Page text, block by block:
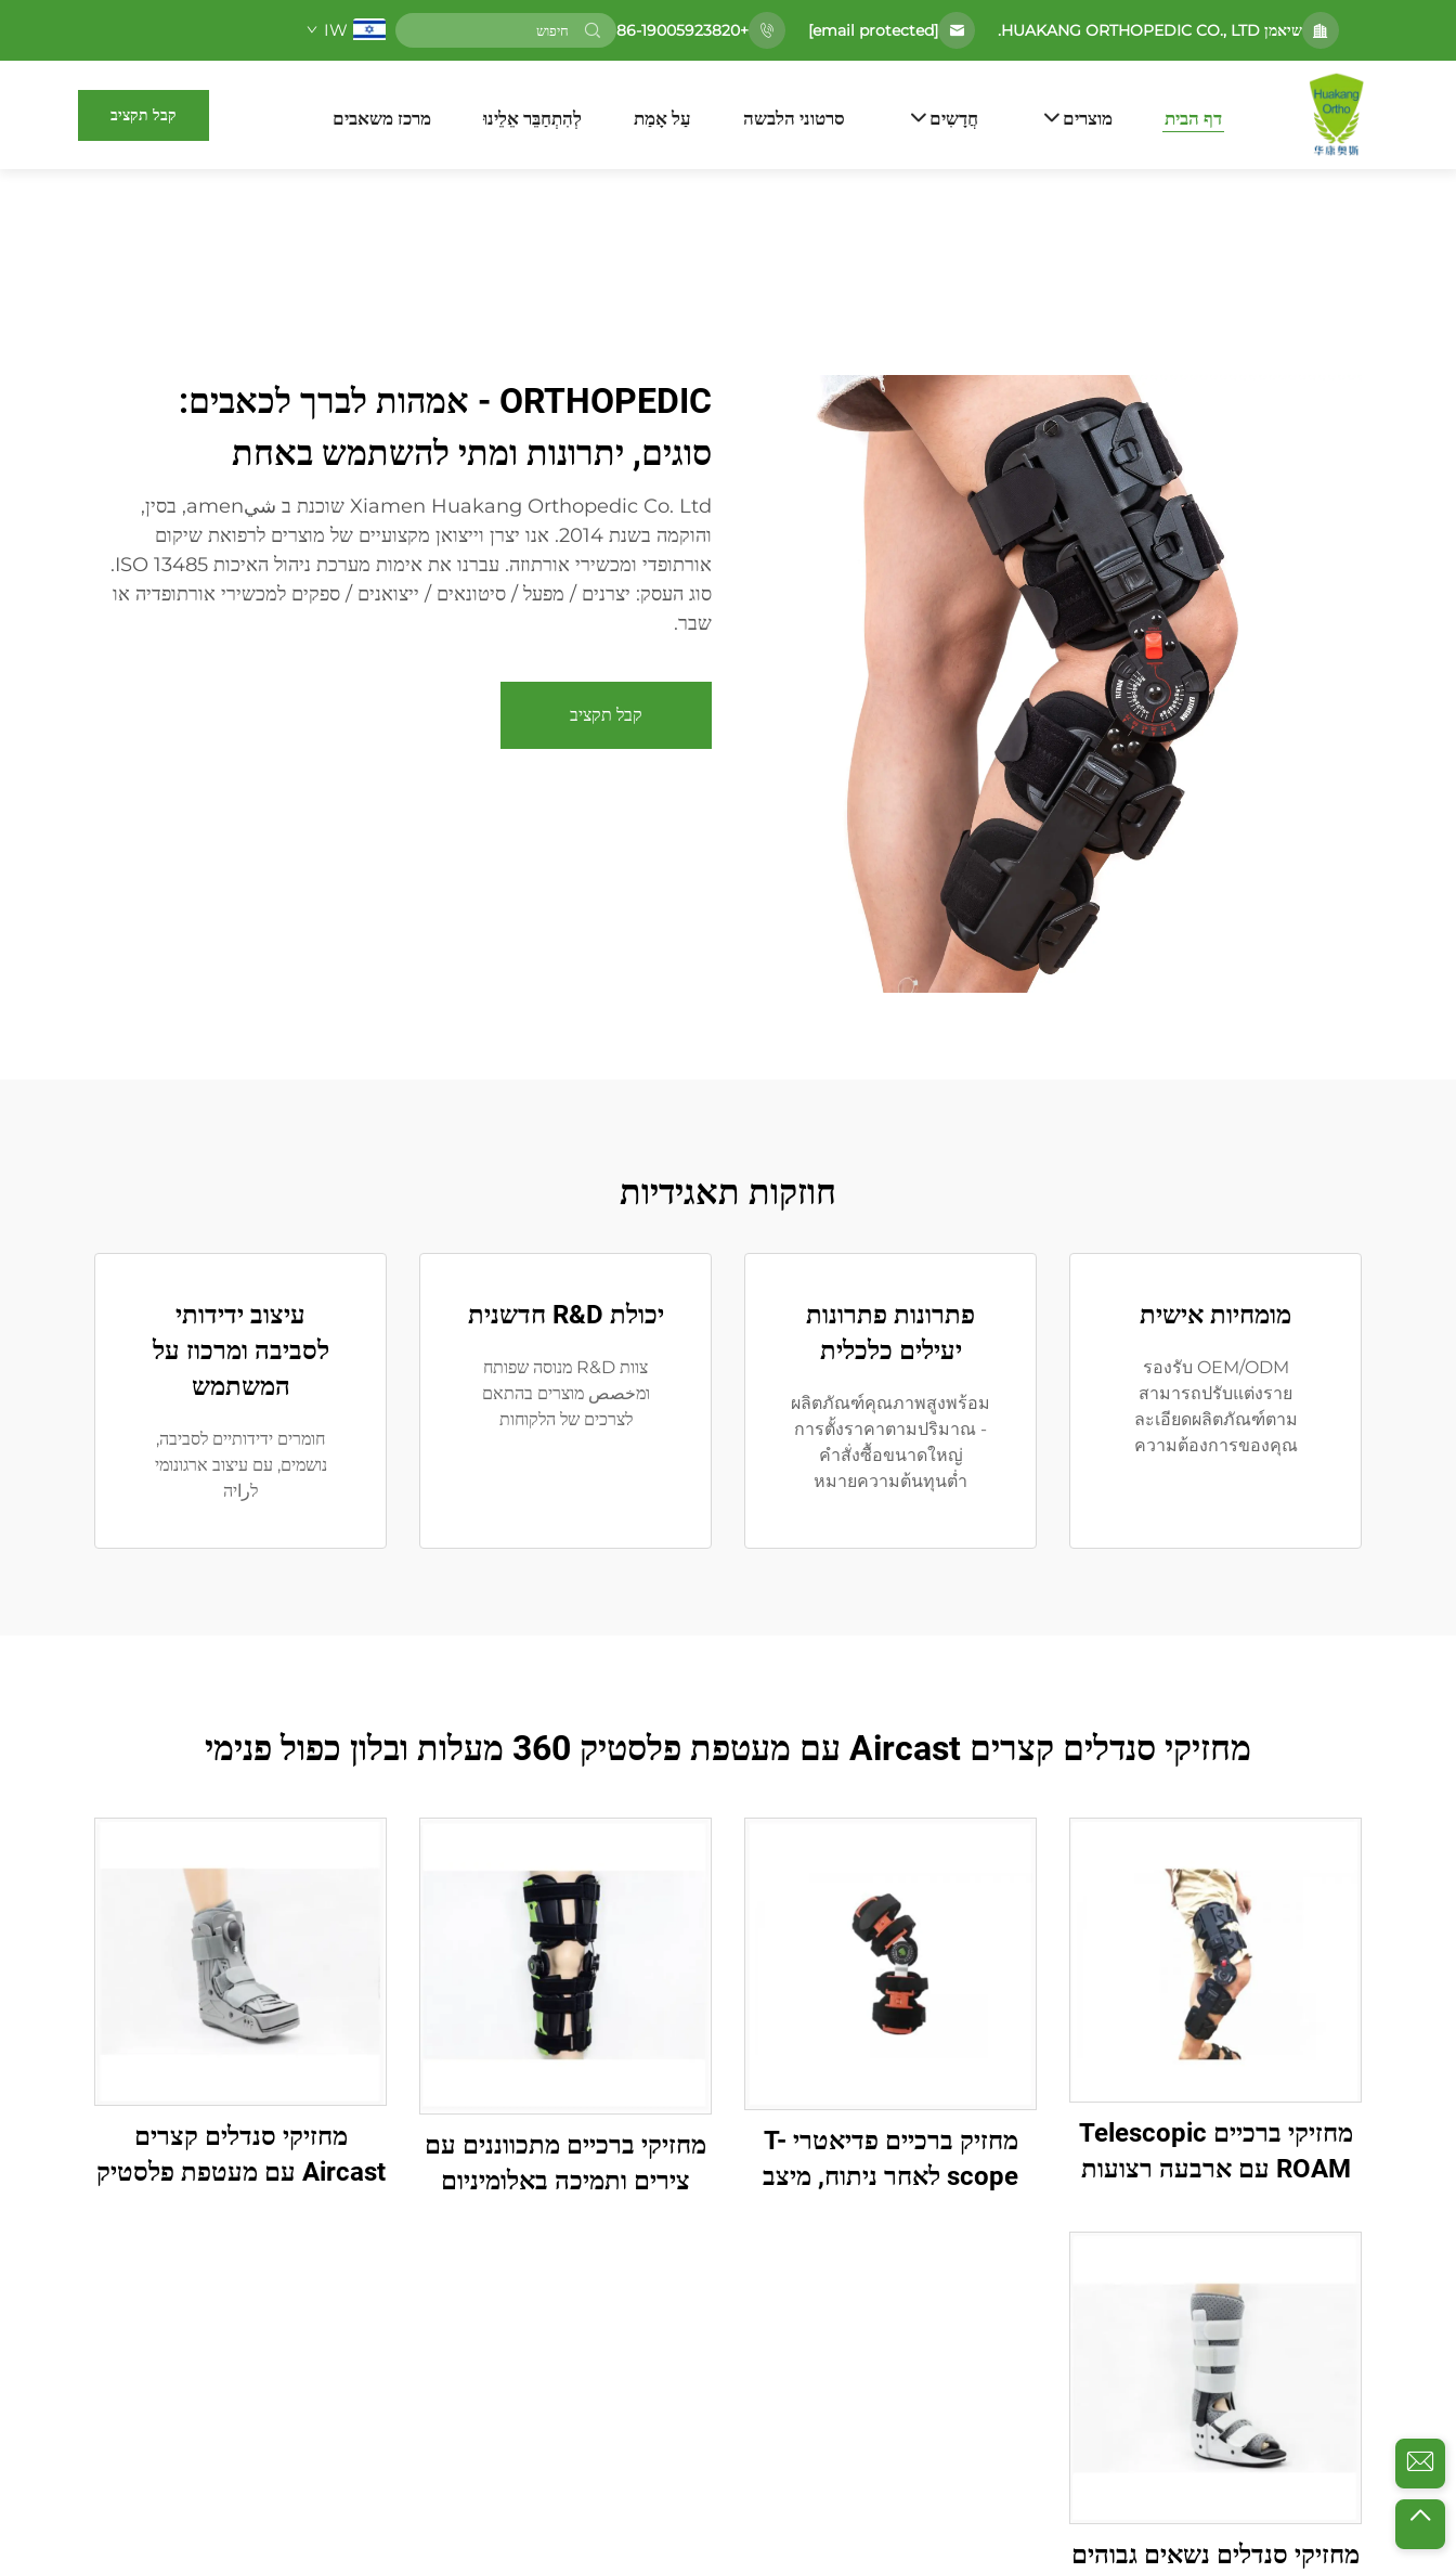
שיאמן HUAKANG ORTHOPEDIC CO., LTD. [email protected]
+86-19005923820
IW
דף הבית מוצרים חֲדָשִים סרטוני הלבשה עַל אָמַת לְהִתְחַבֵּר אֵלֵינוּ מרכז משאבים קבל תקציב
ORTHOPEDIC - אמהות לברך לכאבים:
סוגים, יתרונות ומתי להשתמש באחת
Xiamen Huakang Orthopedic Co. Ltd שוכנת ב شيamen, בסין,
והוקמה בשנת 2014. אנו יצרן וייצואן מקצועיים של מוצרים לרפואת שיקום
אורתופדי ומכשירי אורתוזה. עברנו את אימות מערכת ניהול האיכות ISO 13485.
סוג העסק: יצרנים / מפעל / סיטונאים / ייצואנים / ספקים למכשירי אורתופדיה או
שבר.
קבל תקציב
חוזקות תאגידיות
מומחיות אישית
รองรับ OEM/ODM
สามารถปรับแต่งราย
ละเอียดผลิตภัณฑ์ตาม
ความต้องการของคุณ
פתרונות פתרונות
יעילים כלכלית
ผลิตภัณฑ์คุณภาพสูงพร้อม
การตั้งราคาตามปริมาณ -
คำสั่งซื้อขนาดใหญ่
หมายความต้นทุนต่ำ
יכולת R&D חדשנית
צוות R&D מנוסה שפותח
ומخصص מוצרים בהתאם
לצרכים של הלקוחות
עיצוב ידידותי
לסביבה ומרכוז על
המשתמש
חומרים ידידותיים לסביבה,
נושמים, עם עיצוב ארגונומי
לراיה
מחזיקי סנדלים קצרים Aircast עם מעטפת פלסטיק 360 מעלות ובלון כפול פנימי
מחזיקי ברכיים Telescopic
ROAM עם ארבעה רצועות
אישי
מחזיק ברכיים פדיאטרי T-
scope לאחר ניתוח, מיצב
מחזיקי ברכיים מתכווננים עם
צירים ותמיכה באלומיניום
מחזיקי סנדלים קצרים
Aircast עם מעטפת פלסטיק
מחזיקי סנדלים נשאים גבוהים